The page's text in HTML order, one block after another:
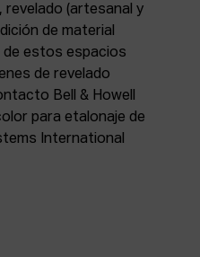
revelado (artesanal y
de material
de estos espacios
de revelado
Bell & Howell
para etalonaje de
International